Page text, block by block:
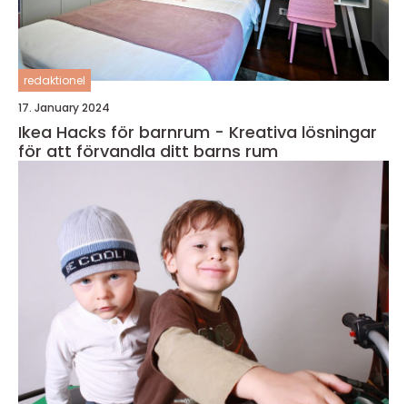
redaktionel
17. January 2024
Ikea Hacks för barnrum - Kreativa lösningar
för att förvandla ditt barns rum